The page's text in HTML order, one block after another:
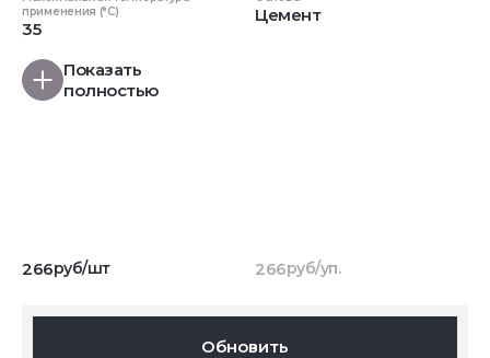
применения (°C)
35
Цемент
Показать
полностью
266руб/шт 266руб/уп.
Обновить